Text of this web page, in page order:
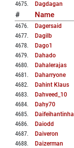
4675. Dagdagan
# Name
4676. Dagersaid
4677. Dagilb
4678. Dago1
4679. Dahado
4680. Dahalerajas
4681 . Daharryone
4682. Dahint Klaus
4683. Dahveed_10
4684. Dahy70
4685. Daifeihantinha
4686. Daiodd
4687. Daiveron
4688. Daizerman